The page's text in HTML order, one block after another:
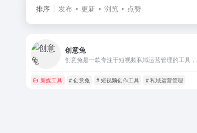
排序 发布 更新 浏览 点赞
创意兔
新媒工具 # 创意兔 # 短视频创作工具 # 私域运营管理